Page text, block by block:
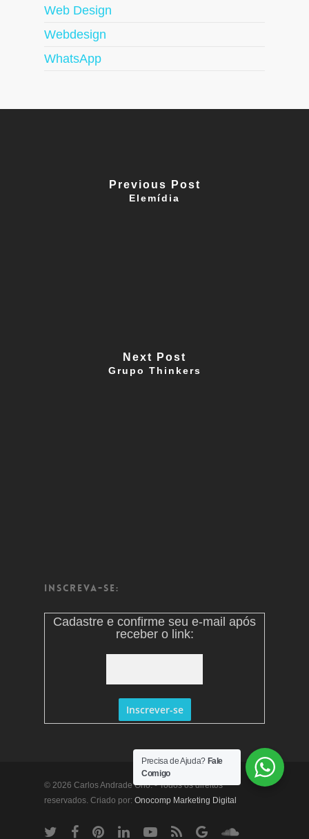
Web Design
Webdesign
WhatsApp
Previous Post
Elemídia
Next Post
Grupo Thinkers
Inscreva-se:
Cadastre e confirme seu e-mail após
receber o link:
© 2026 Carlos Andrade Ono. - Todos os direitos
reservados. Criado por: Onocomp Marketing Digital
Precisa de Ajuda? Fale
Comigo